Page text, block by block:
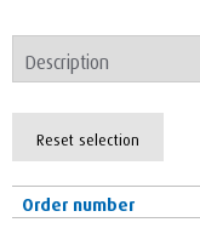
Reset selection
Order number